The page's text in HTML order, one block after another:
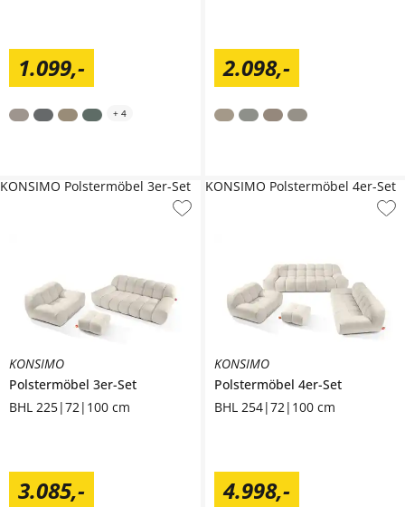
1.099,-
+ 4
2.098,-
KONSIMO
Polstermöbel 3er-Set
BHL 225|72|100 cm
3.085,-
KONSIMO Polstermöbel 3er-Set
KONSIMO
Polstermöbel 4er-Set
BHL 254|72|100 cm
4.998,-
KONSIMO Polstermöbel 4er-Set